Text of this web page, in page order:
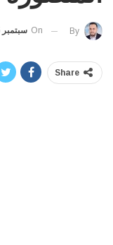
By
On سبتمبر 5, 2016
Share